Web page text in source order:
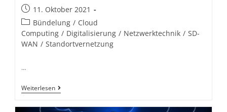
11. Oktober 2021
Bündelung / Cloud
Computing / Digitalisierung / Netzwerktechnik / SD-
WAN / Standortvernetzung
…
Weiterlesen